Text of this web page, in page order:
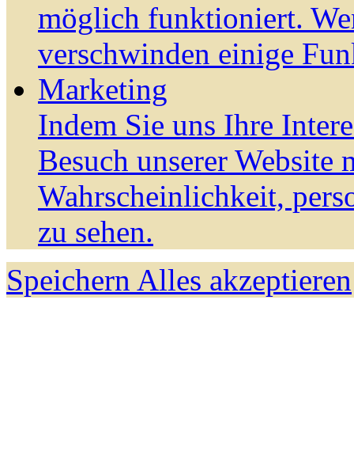
möglich funktioniert.
verschwinden einige
Marketing
Indem Sie uns Ihre
Besuch unserer Website
Wahrscheinlichkeit,
zu sehen.
Speichern Alles akzeptieren